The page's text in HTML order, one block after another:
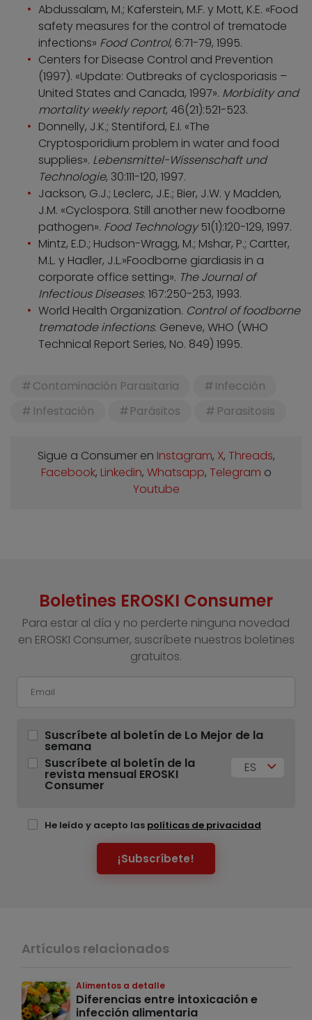
Abdussalam, M.; Kaferstein, M.F. y Mott, K.E. «Food
safety measures for the control of trematode
infections» Food Control, 6:71-79, 1995.
Centers for Disease Control and Prevention
(1997). «Update: Outbreaks of cyclosporiasis –
United States and Canada, 1997». Morbidity and
mortality weekly report, 46(21):521-523.
Donnelly, J.K.; Stentiford, E.I. «The
Cryptosporidium problem in water and food
supplies». Lebensmittel-Wissenschaft und
Technologie, 30:111-120, 1997.
Jackson, G.J.; Leclerc, J.E.; Bier, J.W. y Madden,
J.M. «Cyclospora. Still another new foodborne
pathogen». Food Technology51(1):120-129, 1997.
Mintz, E.D.; Hudson-Wragg, M.; Mshar, P.; Cartter,
M.L. y Hadler, J.L.»Foodborne giardiasis in a
corporate office setting». The Journal of
Infectious Diseases. 167:250-253, 1993.
World Health Organization. Control of foodborne
trematode infections. Geneve, WHO (WHO
Technical Report Series, No. 849) 1995.
Contaminación Parasitaria
Infección
Infestación
Parásitos Parasitosis
Sigue a Consumer en Instagram, X, Threads,
Facebook, Linkedin, Whatsapp, Telegram o
Youtube
Boletines EROSKI Consumer
Para estar al día y no perderte ninguna novedad
en EROSKI Consumer, suscríbete nuestros boletines
gratuitos.
Suscríbete al boletín de Lo Mejor de la
semana
Suscríbete al boletín de la
revista mensual EROSKI
Consumer
ES
He leído y acepto las políticas de privacidad
¡Subscríbete!
Artículos relacionados
Alimentos a detalle
Diferencias entre intoxicación e
infección alimentaria